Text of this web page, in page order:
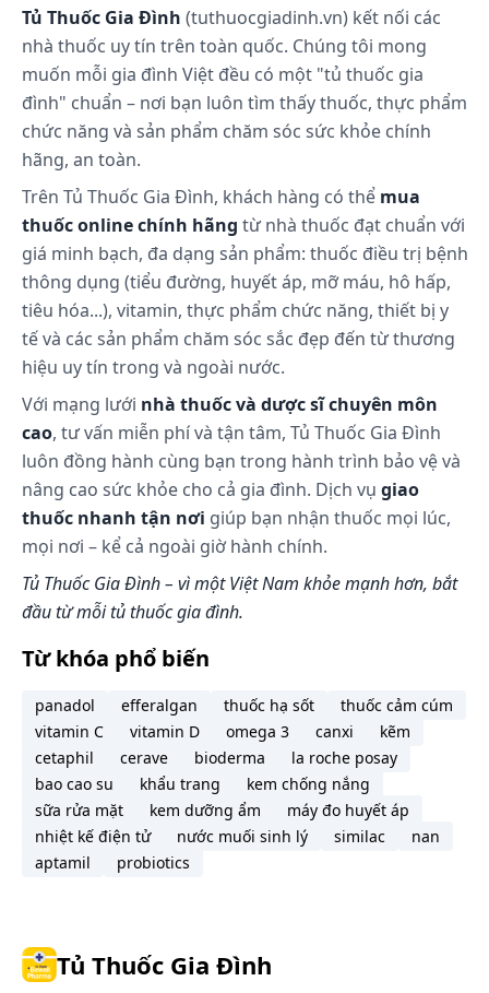
Tủ Thuốc Gia Đình (tuthuocgiadinh.vn) kết nối các
nhà thuốc uy tín trên toàn quốc. Chúng tôi mong
muốn mỗi gia đình Việt đều có một "tủ thuốc gia
đình" chuẩn – nơi bạn luôn tìm thấy thuốc, thực phẩm
chức năng và sản phẩm chăm sóc sức khỏe chính
hãng, an toàn.
Trên Tủ Thuốc Gia Đình, khách hàng có thể mua
thuốc online chính hãng từ nhà thuốc đạt chuẩn với
giá minh bạch, đa dạng sản phẩm: thuốc điều trị bệnh
thông dụng (tiểu đường, huyết áp, mỡ máu, hô hấp,
tiêu hóa...), vitamin, thực phẩm chức năng, thiết bị y
tế và các sản phẩm chăm sóc sắc đẹp đến từ thương
hiệu uy tín trong và ngoài nước.
Với mạng lưới nhà thuốc và dược sĩ chuyên môn
cao, tư vấn miễn phí và tận tâm, Tủ Thuốc Gia Đình
luôn đồng hành cùng bạn trong hành trình bảo vệ và
nâng cao sức khỏe cho cả gia đình. Dịch vụ giao
thuốc nhanh tận nơi giúp bạn nhận thuốc mọi lúc,
mọi nơi – kể cả ngoài giờ hành chính.
Tủ Thuốc Gia Đình – vì một Việt Nam khỏe mạnh hơn, bắt
đầu từ mỗi tủ thuốc gia đình.
Từ khóa phổ biến
panadol efferalgan thuốc hạ sốt
thuốc cảm cúm
vitamin C
vitamin D omega 3 canxi
kẽm
cetaphil
cerave bioderma
la roche posay
bao cao su
khẩu trang
kem chống nắng
sữa rửa mặt
kem dưỡng ẩm
máy đo huyết áp
nhiệt kế điện tử
nước muối sinh lý similac
nan
aptamil
probiotics
Tủ Thuốc Gia Đình